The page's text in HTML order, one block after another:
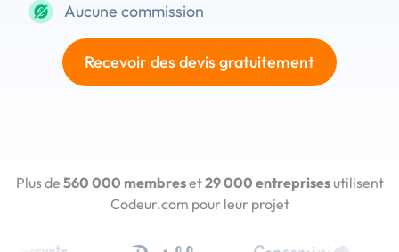
Aucune commission
Recevoir des devis gratuitement
Plus de 560 000 membreset29 000 entreprisesutilisent
Codeur.com pour leur projet